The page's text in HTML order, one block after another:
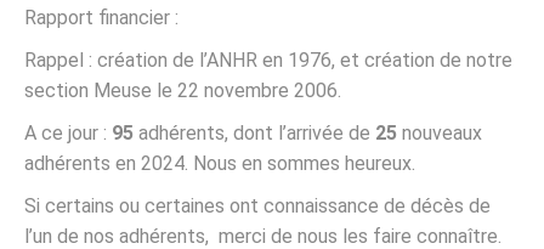
Rapport financier :
Rappel : création de l’ANHR en 1976, et création de notre
section Meuse le 22 novembre 2006.
A ce jour : 95 adhérents, dont l’arrivée de 25 nouveaux
adhérents en 2024. Nous en sommes heureux.
Si certains ou certaines ont connaissance de décès de
l’un de nos adhérents, merci de nous les faire connaître.